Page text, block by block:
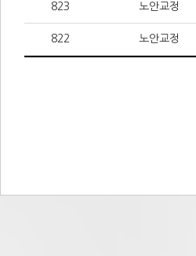
823 노안교정
822 노안교정